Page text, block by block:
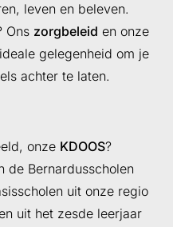
leven en beleven.
Ons zorgbeleid en onze
gelegenheid om je
achter te laten.
onze KDOOS?
de Bernardusscholen
uit onze regio
uit het zesde leerjaar